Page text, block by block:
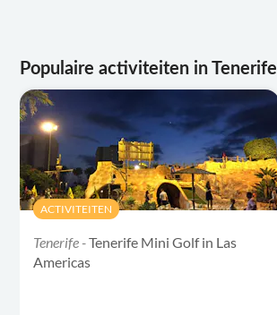
Populaire activiteiten in Tenerife
ACTIVITEITEN
Tenerife -Tenerife Mini Golf in Las
Americas